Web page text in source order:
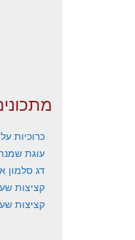
כרוכיות
עוגת
דג סלמון
קציצות
קציצות